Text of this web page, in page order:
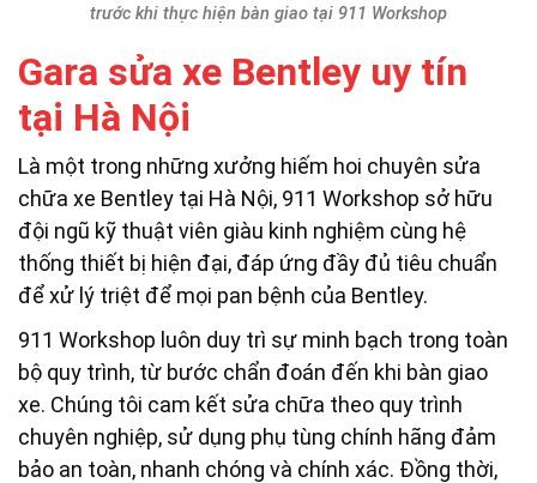
trước khi thực hiện bàn giao tại 911 Workshop
Gara sửa xe Bentley uy tín
tại Hà Nội
Là một trong những xưởng hiếm hoi chuyên sửa
chữa xe Bentley tại Hà Nội, 911 Workshop sở hữu
đội ngũ kỹ thuật viên giàu kinh nghiệm cùng hệ
thống thiết bị hiện đại, đáp ứng đầy đủ tiêu chuẩn
để xử lý triệt để mọi pan bệnh của Bentley.
911 Workshop luôn duy trì sự minh bạch trong toàn
bộ quy trình, từ bước chẩn đoán đến khi bàn giao
xe. Chúng tôi cam kết sửa chữa theo quy trình
chuyên nghiệp, sử dụng phụ tùng chính hãng đảm
bảo an toàn, nhanh chóng và chính xác. Đồng thời,